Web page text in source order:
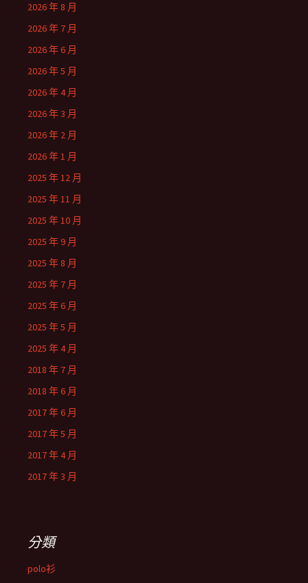
2026 年 8 月
2026 年 7 月
2026 年 6 月
2026 年 5 月
2026 年 4 月
2026 年 3 月
2026 年 2 月
2026 年 1 月
2025 年 12 月
2025 年 11 月
2025 年 10 月
2025 年 9 月
2025 年 8 月
2025 年 7 月
2025 年 6 月
2025 年 5 月
2025 年 4 月
2018 年 7 月
2018 年 6 月
2017 年 6 月
2017 年 5 月
2017 年 4 月
2017 年 3 月
分類
polo衫